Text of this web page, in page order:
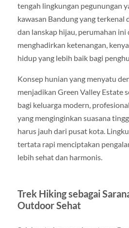
tengah lingkungan pegunungan
kawasan Bandung yang terkenal
dan lanskap hijau, perumahan
menghadirkan ketenangan,
hidup yang lebih baik bagi
Konsep hunian yang menyatu
menjadikan Green Valley Estate
bagi keluarga modern,
yang menginginkan suasana
harus jauh dari pusat kota.
tertata rapi menciptakan
lebih sehat dan harmonis.
Trek Hiking sebagai
Outdoor Sehat